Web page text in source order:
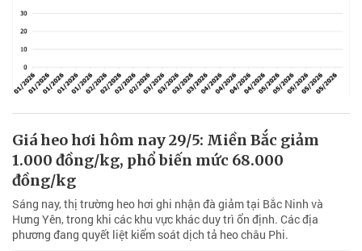
Giá heo hơi hôm nay 29/5: Miền Bắc giảm
1.000 đồng/kg, phổ biến mức 68.000
đồng/kg
Sáng nay, thị trường heo hơi ghi nhận đà giảm tại Bắc Ninh và
Hưng Yên, trong khi các khu vực khác duy trì ổn định. Các địa
phương đang quyết liệt kiểm soát dịch tả heo châu Phi.